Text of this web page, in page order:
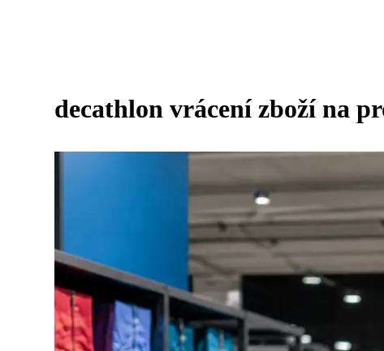
decathlon vrácení zboží na